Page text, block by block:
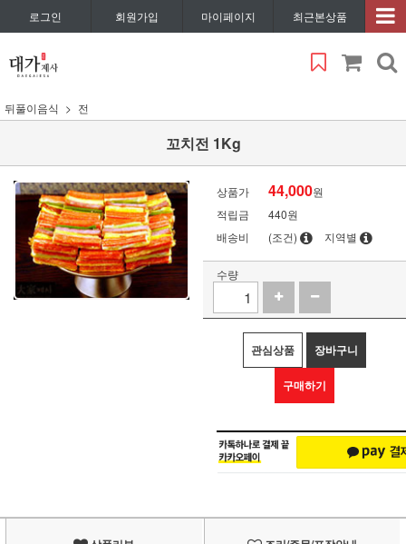
로그인 회원가입 마이페이지 최근본상품
뒤풀이음식 전
꼬치전 1Kg
상품가 44,000원
적립금
440원
배송비
(조건) 지역별
수량
관심상품 장바구니
구매하기